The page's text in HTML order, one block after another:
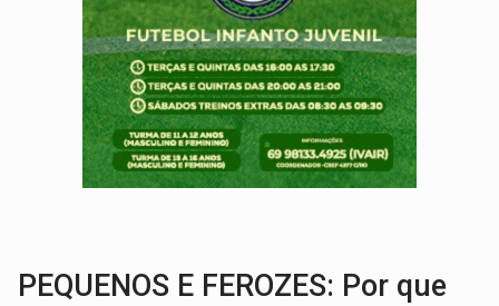
CONEXÃO RONDONIAOVIVO:Museólogo Antônio Ocampo conduz a história de
EXTENSÃO DE DANOS:Ferroviários pedem ao Iphan recuperação de área
VARIANDO O CARDÁPIO:Veja essa receita de carne assada para o
PREJUÍZO AOS ESTUDANTES:Greve dos professores em PVH é
PEQUENOS E FEROZES: Por que